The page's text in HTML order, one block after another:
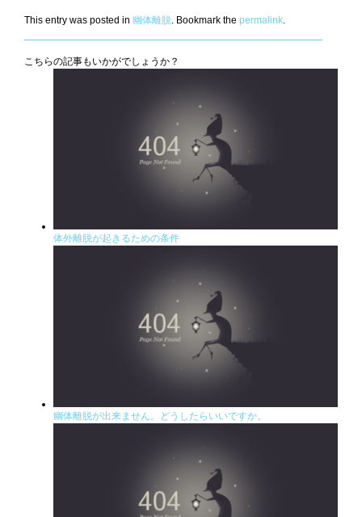
This entry was posted in 幽体離脱 . Bookmark the permalink
こちらの記事もいかがでしょうか？
体外離脱が起きるための条件
幽体離脱が出来ません。どうしたらいいですか。